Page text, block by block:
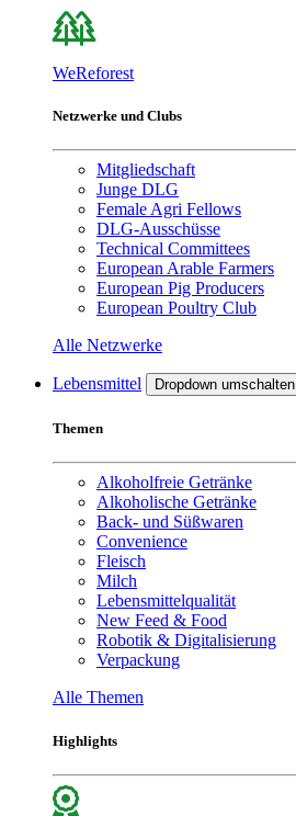
WeReforest
Netzwerke und Clubs
Mitgliedschaft
Junge DLG
Female Agri Fellows
DLG-Ausschüsse
Technical Committees
European Arable Farmers
European Pig Producers
European Poultry Club
Alle Netzwerke
Lebensmittel Dropdown umschalten
Themen
Alkoholfreie Getränke
Alkoholische Getränke
Back- und Süßwaren
Convenience
Fleisch
Milch
Lebensmittelqualität
New Feed & Food
Robotik & Digitalisierung
Verpackung
Alle Themen
Highlights